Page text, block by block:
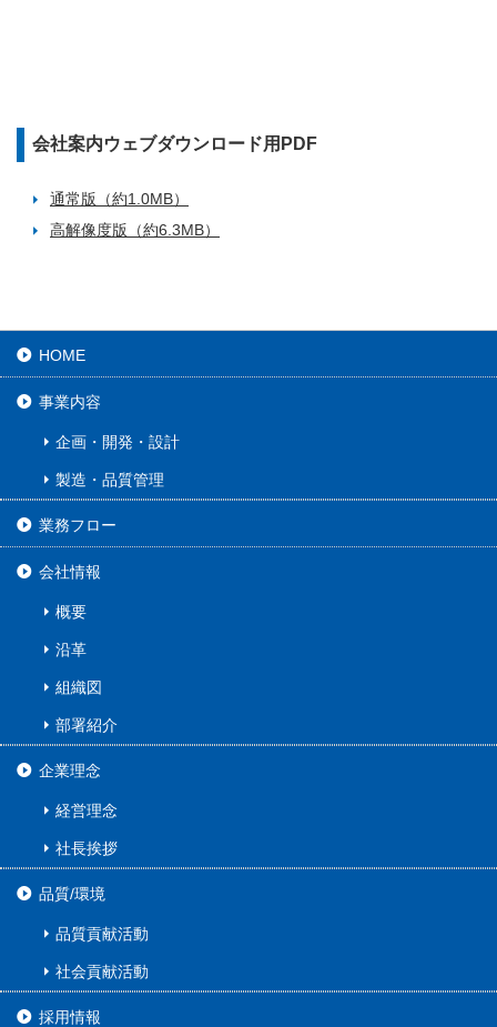
会社案内ウェブダウンロード用PDF
通常版（約1.0MB）
高解像度版（約6.3MB）
HOME
事業内容
企画・開発・設計
製造・品質管理
業務フロー
会社情報
概要
沿革
組織図
部署紹介
企業理念
経営理念
社長挨拶
品質/環境
品質貢献活動
社会貢献活動
採用情報